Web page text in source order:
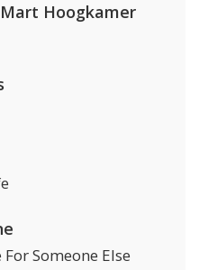
Hoogkamer
Someone Else